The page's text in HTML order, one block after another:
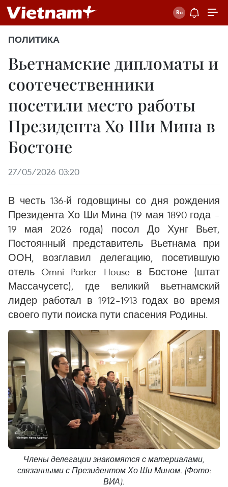
ПОЛИТИКА
Вьетнамские дипломаты и
соотечественники
посетили место работы
Президента Хо Ши Мина в
Бостоне
27/05/2026 03:20
В честь 136-й годовщины со дня рождения
Президента Хо Ши Мина (19 мая 1890 года –
19 мая 2026 года) посол До Хунг Вьет,
Постоянный представитель Вьетнама при
ООН, возглавил делегацию, посетившую
отель Omni Parker House в Бостоне (штат
Массачусетс), где великий вьетнамский
лидер работал в 1912–1913 годах во время
своего пути поиска пути спасения Родины.
Члены делегации знакомятся с материалами,
связанными с Президентом Хо Ши Мином. (Фото:
ВИА).